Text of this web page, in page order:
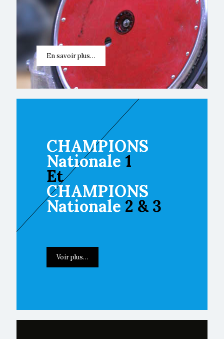
En savoir plus…
CHAMPIONS
Nationale 1
Et
CHAMPIONS
Nationale 2 & 3
Voir plus…